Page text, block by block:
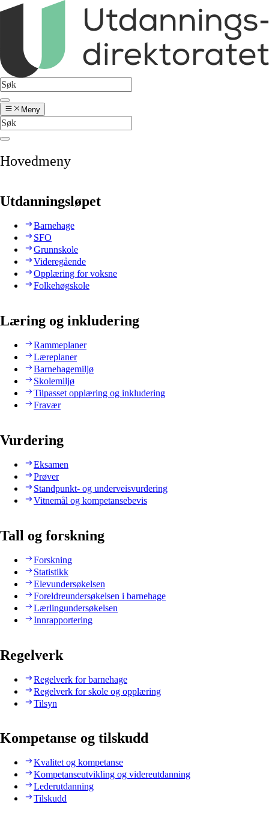
Meny
Hovedmeny
Utdanningsløpet
Barnehage
SFO
Grunnskole
Videregående
Opplæring for voksne
Folkehøgskole
Læring og inkludering
Rammeplaner
Læreplaner
Barnehagemiljø
Skolemiljø
Tilpasset opplæring og inkludering
Fravær
Vurdering
Eksamen
Prøver
Standpunkt- og underveisvurdering
Vitnemål og kompetansebevis
Tall og forskning
Forskning
Statistikk
Elevundersøkelsen
Foreldreundersøkelsen i barnehage
Lærlingundersøkelsen
Innrapportering
Regelverk
Regelverk for barnehage
Regelverk for skole og opplæring
Tilsyn
Kompetanse og tilskudd
Kvalitet og kompetanse
Kompetanseutvikling og videreutdanning
Lederutdanning
Tilskudd